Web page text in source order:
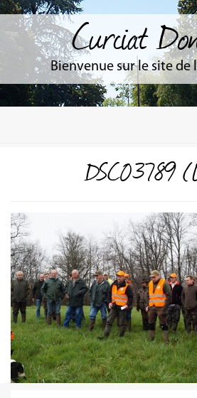
Curciat
Bienvenue sur le site de
DSC03789